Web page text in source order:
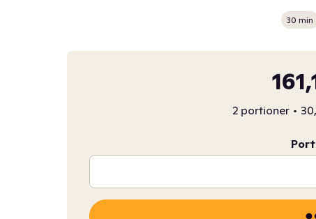
30 min
2 portioner •